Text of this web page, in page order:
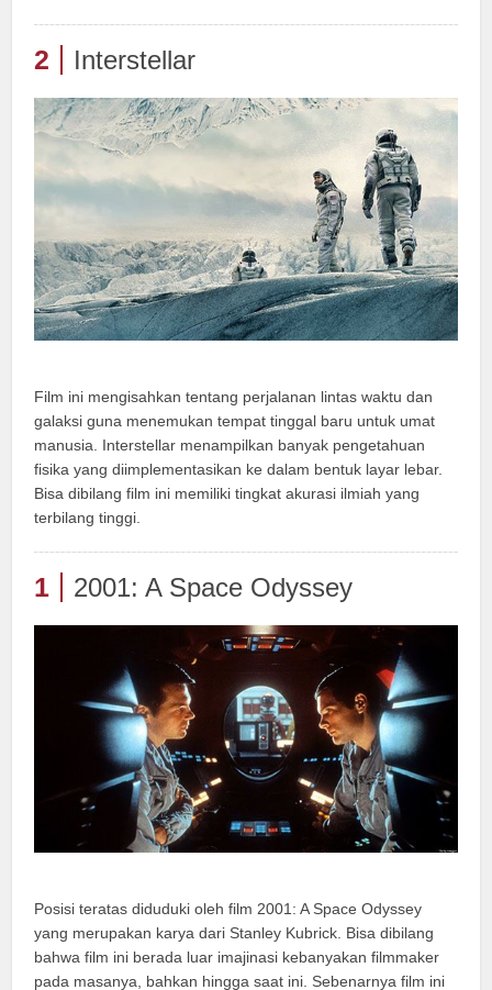
2 Interstellar
Film ini mengisahkan tentang perjalanan lintas waktu dan
galaksi guna menemukan tempat tinggal baru untuk umat
manusia. Interstellar menampilkan banyak pengetahuan
fisika yang diimplementasikan ke dalam bentuk layar lebar.
Bisa dibilang film ini memiliki tingkat akurasi ilmiah yang
terbilang tinggi.
1 2001: A Space Odyssey
Posisi teratas diduduki oleh film 2001: A Space Odyssey
yang merupakan karya dari Stanley Kubrick. Bisa dibilang
bahwa film ini berada luar imajinasi kebanyakan filmmaker
pada masanya, bahkan hingga saat ini. Sebenarnya film ini